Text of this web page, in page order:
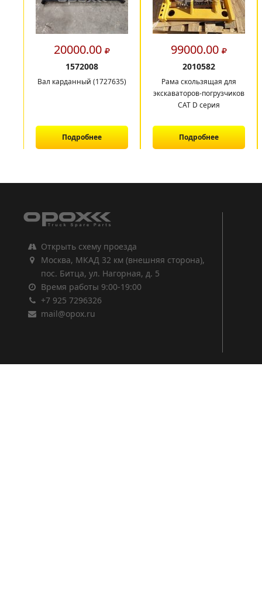
20000.00
1572008
Вал карданный (1727635)
Подробнее
99000.00
2010582
Рама скользящая для
экскаваторов-погрузчиков
CAT D серия
Подробнее
Открыть схему проезда
Москва, МКАД 32 км (внешняя сторона),
пос. Битца, ул. Нагорная, д. 5
Время работы 9:00-19:00
+7 925 7296326
mail@opox.ru